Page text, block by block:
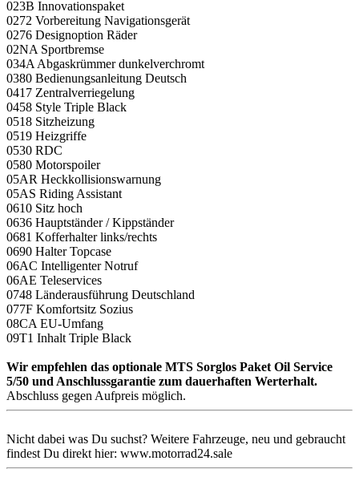
023B Innovationspaket
0272 Vorbereitung Navigationsgerät
0276 Designoption Räder
02NA Sportbremse
034A Abgaskrümmer dunkelverchromt
0380 Bedienungsanleitung Deutsch
0417 Zentralverriegelung
0458 Style Triple Black
0518 Sitzheizung
0519 Heizgriffe
0530 RDC
0580 Motorspoiler
05AR Heckkollisionswarnung
05AS Riding Assistant
0610 Sitz hoch
0636 Hauptständer / Kippständer
0681 Kofferhalter links/rechts
0690 Halter Topcase
06AC Intelligenter Notruf
06AE Teleservices
0748 Länderausführung Deutschland
077F Komfortsitz Sozius
08CA EU-Umfang
09T1 Inhalt Triple Black
Wir empfehlen das optionale MTS Sorglos Paket Oil Service
5/50 und Anschlussgarantie zum dauerhaften Werterhalt.
Abschluss gegen Aufpreis möglich.
Nicht dabei was Du suchst? Weitere Fahrzeuge, neu und gebraucht
findest Du direkt hier: www.motorrad24.sale